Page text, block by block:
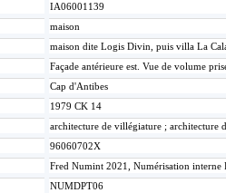
IA06001139
maison
maison dite Logis Divin, puis villa La
Façade antérieure est. Vue de volume
Cap d'Antibes
1979 CK 14
architecture de villégiature ; architecture
96060702X
Fred Numint 2021, Numérisation interne
NUMDPT06